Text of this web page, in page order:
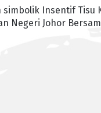
Insentif Tisu
Negeri Johor